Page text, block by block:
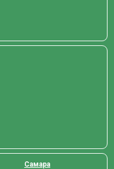
Самара